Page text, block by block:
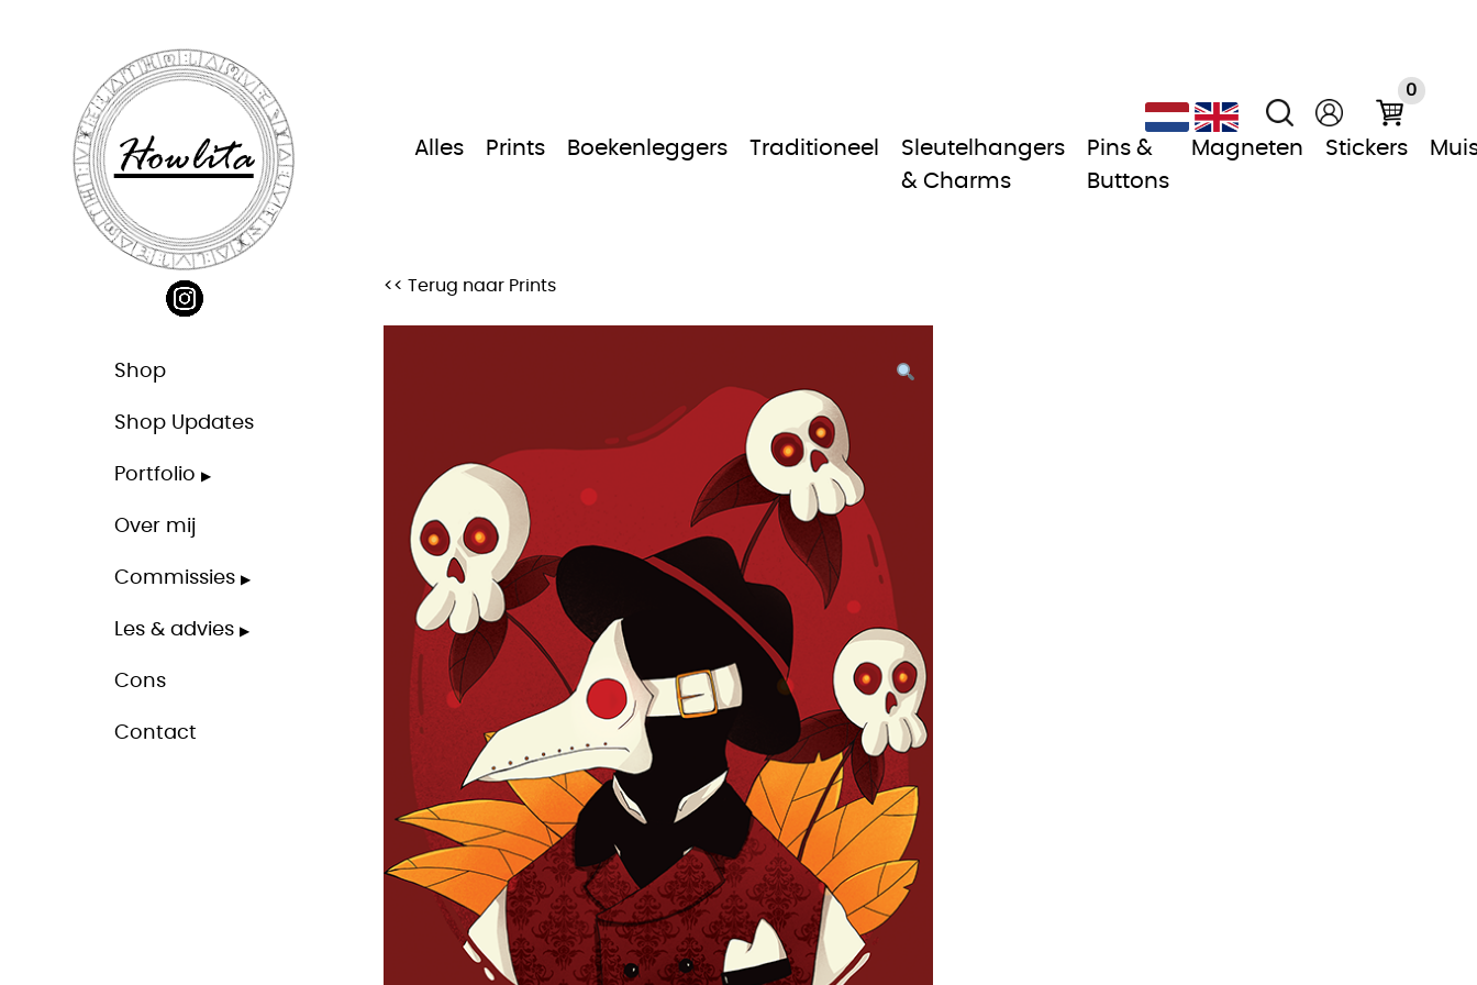
0
Howlita Alles Prints Boekenleggers Traditioneel
Sleutelhangers
& Charms
Pins &
Buttons
Magneten Stickers
<< Terug naar Prints
Shop
Shop Updates
Portfolio
Over mij
Commissies
Les & advies
Cons
Contact